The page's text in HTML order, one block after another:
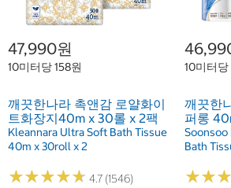
47,990원
10미터당 158원
깨끗한나라 촉앤감 로얄화이
트화장지40m x 30롤 x 2팩
Kleannara Ultra Soft Bath Tissue
40m x 30roll x 2
★★★★★
★★★★★ 4.7 (1546)
10미터당
깨끗한
퍼롱
Soonsoo
Bath
★★★
★★★